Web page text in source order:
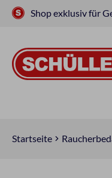
Shop exklusiv für
Startseite